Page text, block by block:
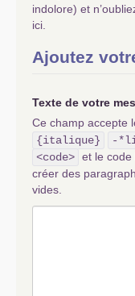
indolore) et
ici.
Ajoutez
Texte de votre
Ce champ accepte
{italique}
-
<code> et le code
créer des
vides.